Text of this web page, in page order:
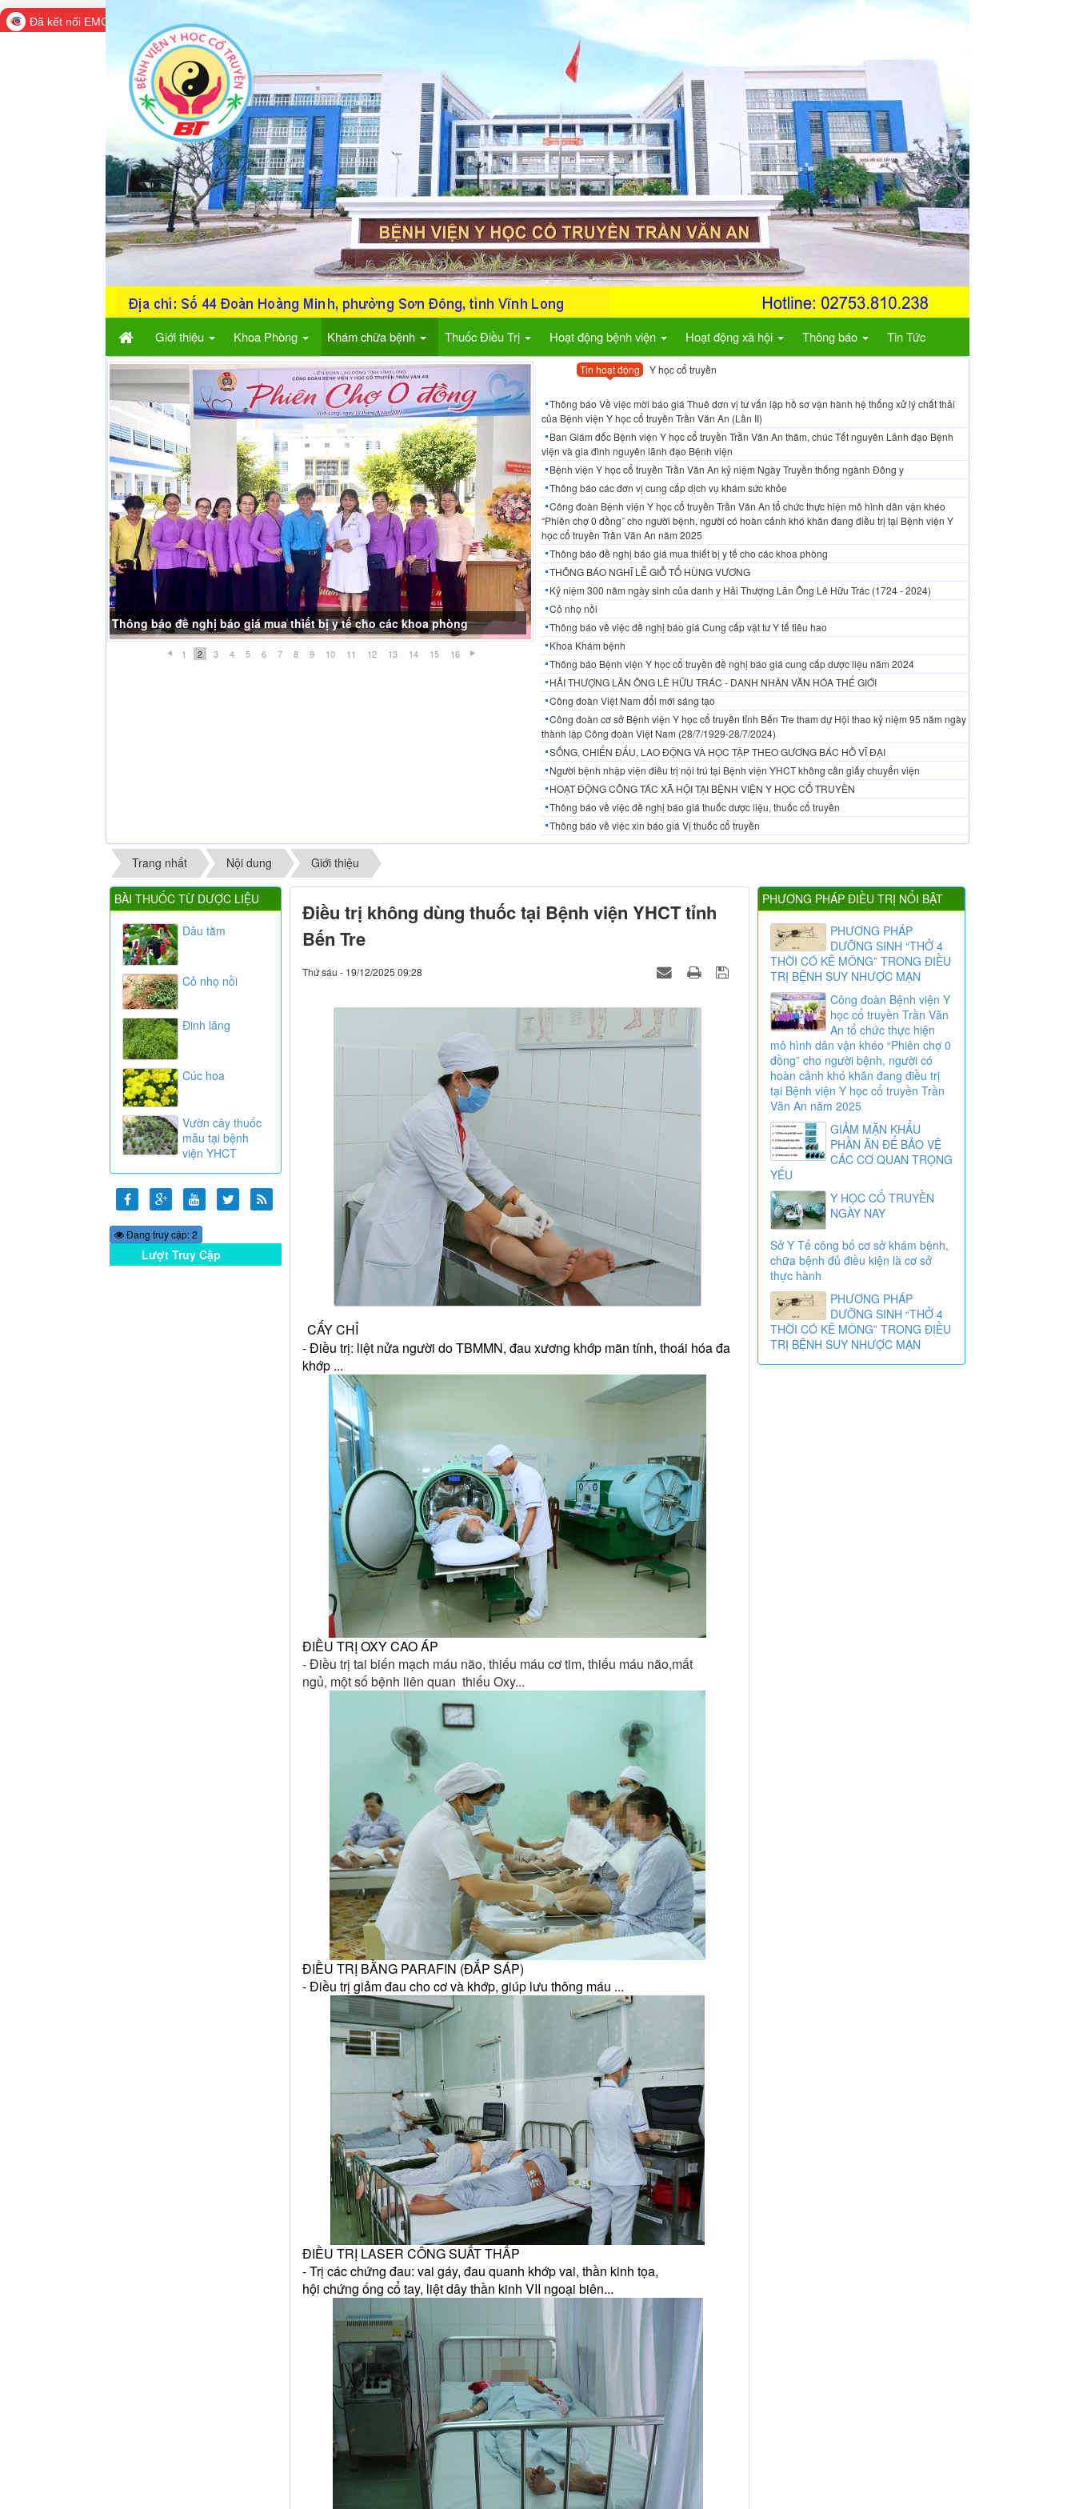
Giới thiệu Khoa Phòng Khám chữa bệnh Thuốc Điều Trị Hoạt động bệnh viện Hoạt động xã hội Thông báo Tin Tức
THÔNG BÁO NGHĨ LỄ GIỖ TỔ HÙNG VƯƠNG
1 2 3 4 5 6 7 8 9 10 11 12 13 14 15 16
Tin hoạt động Y học cổ truyền
Thông báo Về việc mời báo giá Thuê đơn vị tư vấn lập hồ sơ vận hành hệ thống xử lý chất thải
của Bệnh viện Y học cổ truyền Trần Văn An (Lần II)
Ban Giám đốc Bệnh viện Y học cổ truyền Trần Văn An thăm, chúc Tết nguyên Lãnh đạo Bệnh
viện và gia đình nguyên lãnh đạo Bệnh viện
Bệnh viện Y học cổ truyền Trần Văn An kỷ niệm Ngày Truyền thống ngành Đông y
Thông báo các đơn vị cung cấp dịch vụ khám sức khỏe
Công đoàn Bệnh viện Y học cổ truyền Trần Văn An tổ chức thực hiện mô hình dân vận khéo
“Phiên chợ 0 đồng” cho người bệnh, người có hoàn cảnh khó khăn đang điều trị tại Bệnh viện Y
học cổ truyền Trần Văn An năm 2025
Thông báo đề nghị báo giá mua thiết bị y tế cho các khoa phòng
THÔNG BÁO NGHĨ LỄ GIỖ TỔ HÙNG VƯƠNG
Kỷ niệm 300 năm ngày sinh của danh y Hải Thượng Lãn Ông Lê Hữu Trác (1724 - 2024)
Cỏ nhọ nồi
Thông báo về việc đề nghị báo giá Cung cấp vật tư Y tế tiêu hao
Khoa Khám bệnh
Thông báo Bệnh viện Y học cổ truyền đề nghị báo giá cung cấp dược liệu năm 2024
HẢI THƯỢNG LÃN ÔNG LÊ HỮU TRÁC - DANH NHÂN VĂN HÓA THẾ GIỚI
Công đoàn Việt Nam đổi mới sáng tạo
Công đoàn cơ sở Bệnh viện Y học cổ truyền tỉnh Bến Tre tham dự Hội thao kỷ niệm 95 năm ngày
thành lập Công đoàn Việt Nam (28/7/1929-28/7/2024)
SỐNG, CHIẾN ĐẤU, LAO ĐỘNG VÀ HỌC TẬP THEO GƯƠNG BÁC HỒ VĨ ĐẠI
Người bệnh nhập viện điều trị nội trú tại Bệnh viện YHCT không cần giấy chuyển viện
HOẠT ĐỘNG CÔNG TÁC XÃ HỘI TẠI BỆNH VIỆN Y HỌC CỔ TRUYỀN
Thông báo về việc đề nghị báo giá thuốc dược liệu, thuốc cổ truyền
Thông báo về việc xin báo giá Vị thuốc cổ truyền
Trang nhất Nội dung Giới thiệu
Điều trị không dùng thuốc tại Bệnh viện YHCT tỉnh
Bến Tre
Thứ sáu - 19/12/2025 09:28
CẤY CHỈ
- Điều trị: liệt nửa người do TBMMN, đau xương khớp mãn tính, thoái hóa đa
khớp ...
ĐIỀU TRỊ OXY CAO ÁP
- Điều trị tai biến mạch máu não, thiếu máu cơ tim, thiếu máu não,mất
ngủ, một số bệnh liên quan thiếu Oxy...
ĐIỀU TRỊ BẰNG PARAFIN (ĐẮP SÁP)
- Điều trị giảm đau cho cơ và khớp, giúp lưu thông máu ...
ĐIỀU TRỊ LASER CÔNG SUẤT THẤP
- Trị các chứng đau: vai gáy, đau quanh khớp vai, thần kinh tọa,
hội chứng ống cổ tay, liệt dây thần kinh VII ngoại biên...
PHƯƠNG PHÁP ĐIỀU TRỊ NỔI BẬT
PHƯƠNG PHÁP
DƯỠNG SINH “THỞ 4
THỜI CÓ KÊ MÔNG” TRONG ĐIỀU
TRỊ BỆNH SUY NHƯỢC MẠN
Công đoàn Bệnh viện Y
học cổ truyền Trần Văn
An tổ chức thực hiện
mô hình dân vận khéo “Phiên chợ 0
đồng” cho người bệnh, người có
hoàn cảnh khó khăn đang điều trị
tại Bệnh viện Y học cổ truyền Trần
Văn An năm 2025
GIẢM MẶN KHẨU
PHẦN ĂN ĐỂ BẢO VỆ
CÁC CƠ QUAN TRỌNG
YẾU
Y HỌC CỔ TRUYỀN
NGÀY NAY
Sở Y Tế công bố cơ sở khám bệnh,
chữa bệnh đủ điều kiện là cơ sở
thực hành
PHƯƠNG PHÁP
DƯỠNG SINH “THỞ 4
THỜI CÓ KÊ MÔNG” TRONG ĐIỀU
TRỊ BỆNH SUY NHƯỢC MẠN
BÀI THUỐC TỪ DƯỢC LIỆU
Dâu tằm
Cỏ nhọ nồi
Đinh lăng
Cúc hoa
Vườn cây thuốc
mẫu tại bệnh
viện YHCT
Đang truy cập: 2
Lượt Truy Cập
Online
Đã kết nối EMC